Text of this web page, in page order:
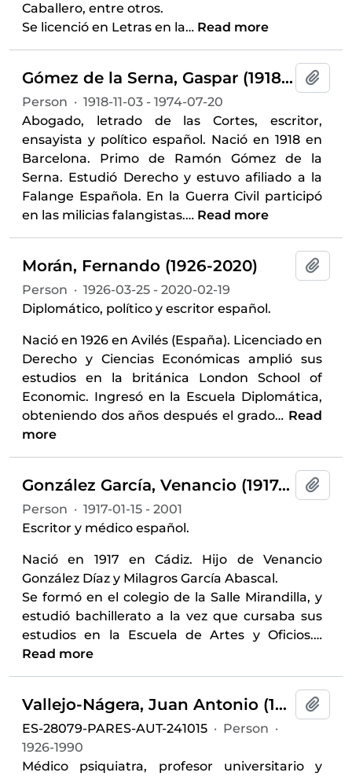
Caballero, entre otros.
Se licenció en Letras en la… Read more
Gómez de la Serna, Gaspar (1918-1974)
Person · 1918-11-03 - 1974-07-20
Abogado, letrado de las Cortes, escritor,
ensayista y político español. Nació en 1918 en
Barcelona. Primo de Ramón Gómez de la
Serna. Estudió Derecho y estuvo afiliado a la
Falange Española. En la Guerra Civil participó
en las milicias falangistas.… Read more
Morán, Fernando (1926-2020)
Person · 1926-03-25 - 2020-02-19
Diplomático, político y escritor español.
Nació en 1926 en Avilés (España). Licenciado en
Derecho y Ciencias Económicas amplió sus
estudios en la británica London School of
Economic. Ingresó en la Escuela Diplomática,
obteniendo dos años después el grado… Read
more
González García, Venancio (1917-2001)
Person · 1917-01-15 - 2001
Escritor y médico español.
Nació en 1917 en Cádiz. Hijo de Venancio
González Díaz y Milagros García Abascal.
Se formó en el colegio de la Salle Mirandilla, y
estudió bachillerato a la vez que cursaba sus
estudios en la Escuela de Artes y Oficios.…
Read more
Vallejo-Nágera, Juan Antonio (1926-1990)
ES-28079-PARES-AUT-241015 · Person ·
1926-1990
Médico psiquiatra, profesor universitario y